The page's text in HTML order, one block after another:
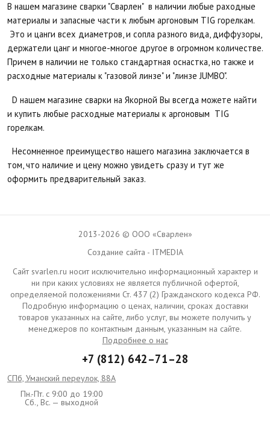
В нашем магазине сварки "Сварлен" в наличии любые раходные
материалы и запасные части к любым аргоновым TIG горелкам.
Это и цанги всех диаметров, и сопла разного вида, диффузоры,
держатели цанг и многое-многое другое в огромном количестве.
Причем в наличии не только стандартная оснастка, но также и
расходные материалы к "газовой линзе" и "линзе JUMBO".
D нашем магазине сварки на Якорной Вы всегда можете найти
и купить любые расходные материалы к аргоновым TIG
горелкам.
Несомненное преимущество нашего магазина заключается в
том, что наличие и цену можно увидеть сразу и тут же
оформить предварительный заказ.
2013-2026 © ООО «Сварлен»
Создание сайта - ITMEDIA
Сайт svarlen.ru носит исключительно информационный характер и
ни при каких условиях не является публичной офертой,
определяемой положениями Ст. 437 (2) Гражданского кодекса РФ.
Подробную информацию о ценах, наличии, сроках доставки
товаров указанных на сайте, либо услуг, вы можете получить у
менеджеров по контактным данным, указанным на сайте.
Подробнее о нас
+7 (812) 642–71–28
СПб, Уманский переулок, 88А
Пн.-Пт. с 9:00 до 19:00
Сб., Вс. — выходной